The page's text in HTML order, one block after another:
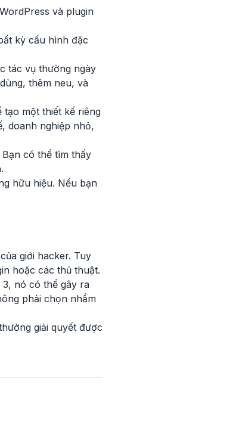
và plugin
kỳ cấu hình đặc
tác vụ thường ngày
thêm neu, và
tạo một thiết kế riêng
doanh nghiệp nhỏ,
có thể tìm thấy
hữu hiệu. Nếu bạn
giới hacker. Tuy
hoặc các thủ thuật.
nó có thể gây ra
phải chọn nhầm
giải quyết được